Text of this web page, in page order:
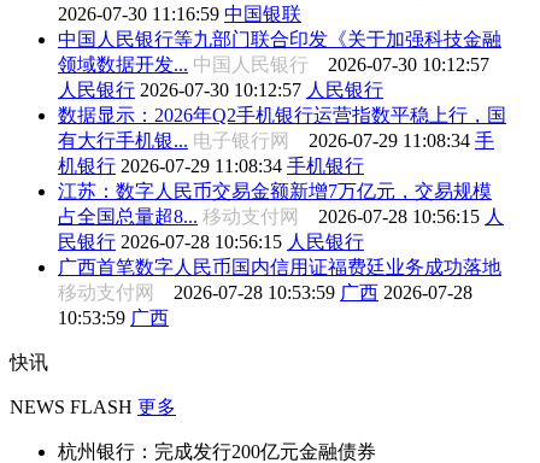
2026-07-30 11:16:59 中国银联
中国人民银行等九部门联合印发《关于加强科技金融
领域数据开发... 中国人民银行 2026-07-30 10:12:57
人民银行 2026-07-30 10:12:57 人民银行
数据显示：2026年Q2手机银行运营指数平稳上行，国
有大行手机银... 电子银行网 2026-07-29 11:08:34 手
机银行 2026-07-29 11:08:34 手机银行
江苏：数字人民币交易金额新增7万亿元，交易规模
占全国总量超8... 移动支付网 2026-07-28 10:56:15 人
民银行 2026-07-28 10:56:15 人民银行
广西首笔数字人民币国内信用证福费廷业务成功落地
移动支付网 2026-07-28 10:53:59 广西 2026-07-28
10:53:59 广西
快讯
NEWS FLASH 更多
杭州银行：完成发行200亿元金融债券